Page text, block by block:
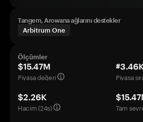
Tangem, Arowana ağlarını destekler
Arbitrum One
Ölçümler
$15.47M
Piyasa değeri
Piyasa
$2.26K
Hacim (24s)